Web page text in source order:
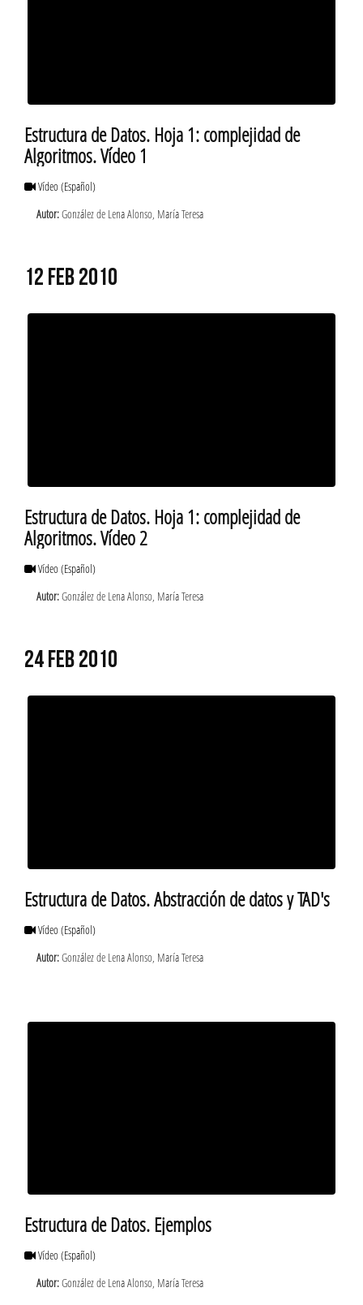
Estructura de Datos. Hoja 1: complejidad de
Algoritmos. Vídeo 1
Vídeo(Español)
Autor:González de Lena Alonso, María Teresa
12 FEB 2010
Estructura de Datos. Hoja 1: complejidad de
Algoritmos. Vídeo 2
Vídeo(Español)
Autor:González de Lena Alonso, María Teresa
24 FEB 2010
Estructura de Datos. Abstracción de datos y TAD's
Vídeo(Español)
Autor:González de Lena Alonso, María Teresa
Estructura de Datos. Ejemplos
Vídeo(Español)
Autor:González de Lena Alonso, María Teresa